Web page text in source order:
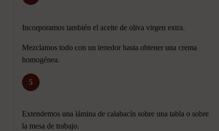
Incorporamos también el aceite de oliva virgen extra.
Mezclamos todo con un tenedor hasta obtener una crema
homogénea.
5
Extendemos una lámina de calabacín sobre una tabla o sobre
la mesa de trabajo.